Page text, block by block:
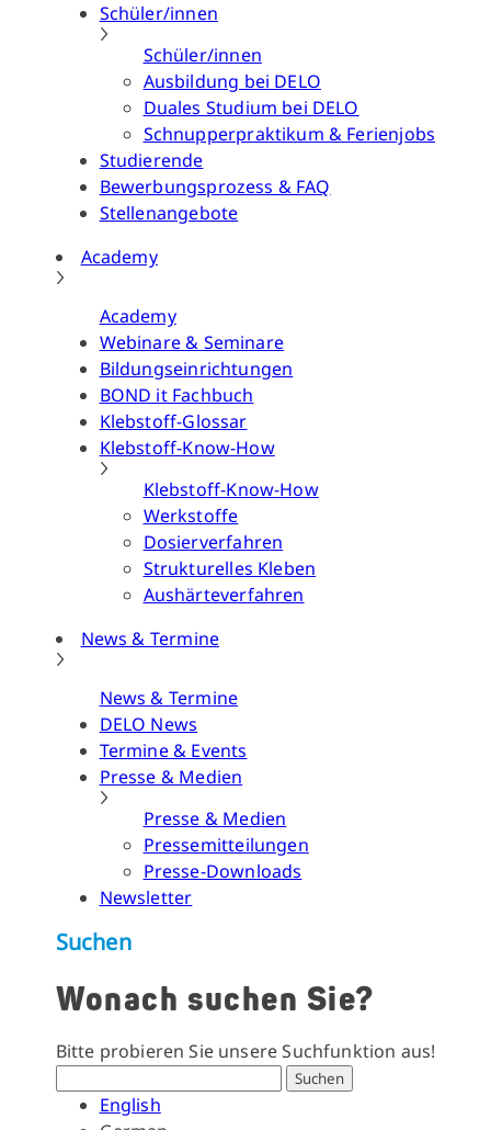
Schüler/innen
Schüler/innen
Ausbildung bei DELO
Duales Studium bei DELO
Schnupperpraktikum & Ferienjobs
Studierende
Bewerbungsprozess & FAQ
Stellenangebote
Academy
Academy
Webinare & Seminare
Bildungseinrichtungen
BOND it Fachbuch
Klebstoff-Glossar
Klebstoff-Know-How
Klebstoff-Know-How
Werkstoffe
Dosierverfahren
Strukturelles Kleben
Aushärteverfahren
News & Termine
News & Termine
DELO News
Termine & Events
Presse & Medien
Presse & Medien
Pressemitteilungen
Presse-Downloads
Newsletter
Suchen
Wonach suchen Sie?
Bitte probieren Sie unsere Suchfunktion aus!
Suchen
English